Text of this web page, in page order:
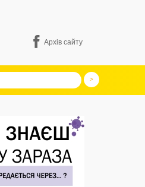
Архів сайту